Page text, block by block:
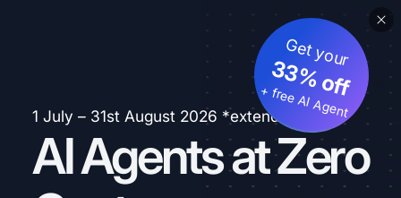
1 July – 31st August 2026 *extended
AI Agents at Zero
Get your
33% off
+ free AI Agent